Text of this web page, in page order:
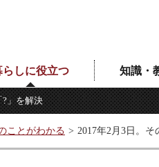
らしに役立つ
」を解決
知識・
ことがわかる 2017年2月3日。